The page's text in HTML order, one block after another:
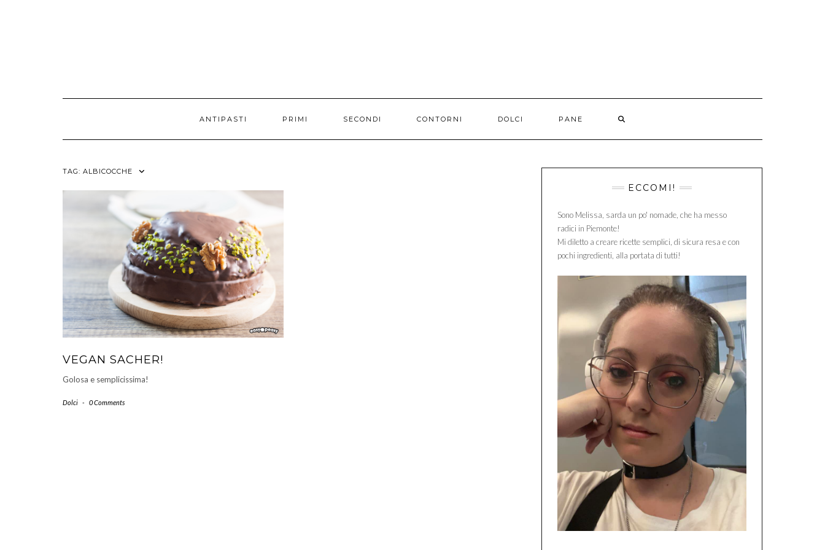
ANTIPASTI PRIMI SECONDI CONTORNI DOLCI PANE
TAG: ALBICOCCHE
VEGAN SACHER!
Golosa e semplicissima!
Dolci - 0 Comments
ECCOMI!
Sono Melissa, sarda un po' nomade, che ha messo
radici in Piemonte!
Mi diletto a creare ricette semplici, di sicura resa e con
pochi ingredienti, alla portata di tutti!